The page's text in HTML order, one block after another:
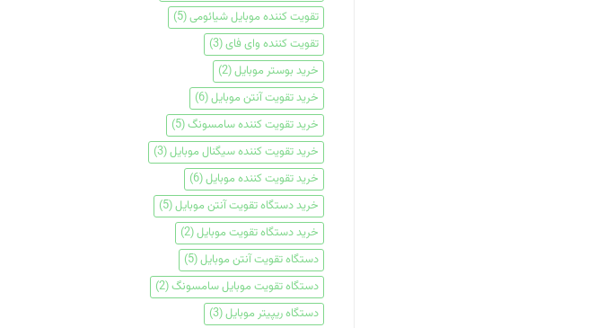
تقویت کننده موبایل شیائومی(5)
تقویت کننده وای فای(3)
خرید بوستر موبایل(2)
خرید تقویت آنتن موبایل(6)
خرید تقویت کننده سامسونگ(5)
خرید تقویت کننده سیگنال موبایل(3)
خرید تقویت کننده موبایل(6)
خرید دستگاه تقویت آنتن موبایل(5)
خرید دستگاه تقویت موبایل(2)
دستگاه تقویت آنتن موبایل(5)
دستگاه تقویت موبایل سامسونگ(2)
دستگاه ریپیتر موبایل(3)